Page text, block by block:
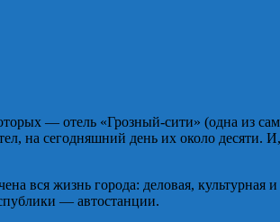
— отель «Грозный-сити» (одна из
на сегодняшний день их около десяти.
вся жизнь города: деловая, культурная
— автостанции.